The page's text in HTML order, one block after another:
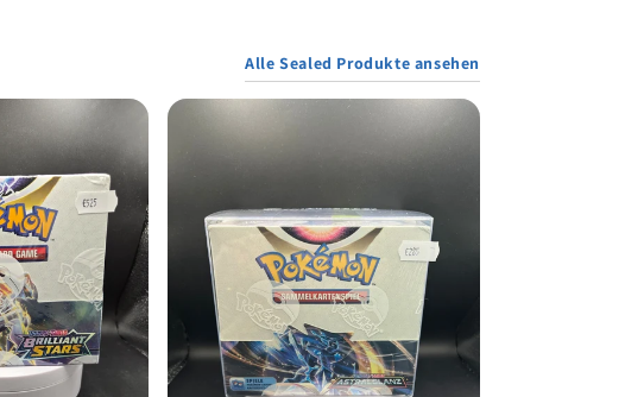
Alle Sealed Produkte ansehen